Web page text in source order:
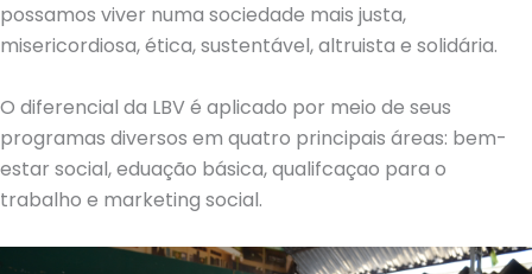
possamos viver numa sociedade mais justa,
misericordiosa, ética, sustentável, altruista e solidária.
O diferencial da LBV é aplicado por meio de seus
programas diversos em quatro principais áreas: bem-
estar social, eduação básica, qualifcaçao para o
trabalho e marketing social.